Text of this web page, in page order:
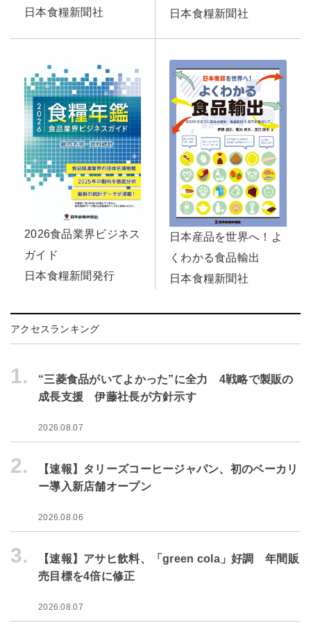
日本食糧新聞社
日本食糧新聞社
2026食品業界ビジネス
ガイド
日本食糧新聞発行
日本産品を世界へ！よ
くわかる食品輸出
日本食糧新聞社
アクセスランキング
1.
“三菱食品がいてよかった”に全力 4戦略で製販の
成長支援 伊藤社長が方針示す
2026.08.07
2.
【速報】タリーズコーヒージャパン、初のベーカリ
ー導入新店舗オープン
2026.08.06
3.
【速報】アサヒ飲料、「green cola」好調 年間販
売目標を4倍に修正
2026.08.07